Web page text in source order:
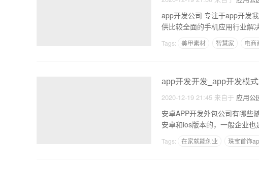
app开发公司 专注于app开发
供比较全面的手机应用行业解
Tags: 美甲素材 智慧家 电商
app开发开发_app开发模
2020-12-19 21:45 来自于 应用公
安卓APP开发外包公司有哪些
安卓和ios版本的，一般企业
Tags: 在家就能创业 珠宝首饰